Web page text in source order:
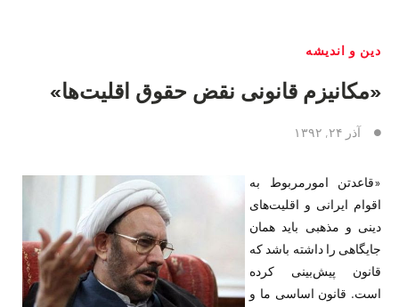
دین و اندیشه
«مکانیزم قانونی نقض حقوق اقلیت‌ها»
آذر ۲۴, ۱۳۹۲
«قاعدتن امورمربوط به
اقوام ایرانی و اقلیت‌های
دینی و مذهبی باید‌‌‌ همان
جایگاهی را داشته باشد که
قانون پیش‌بینی کرده
است. قانون اساسی ما و